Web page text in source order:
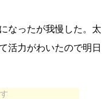
なったが我慢した。太
活力がわいたので明日